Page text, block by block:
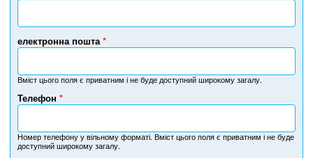
електронна пошта *
Вміст цього поля є приватним і не буде доступний широкому загалу.
Телефон *
Н
м
е
Номер телефону у вільному форматі. Вміст цього поля є приватним і не буде
доступний широкому загалу.